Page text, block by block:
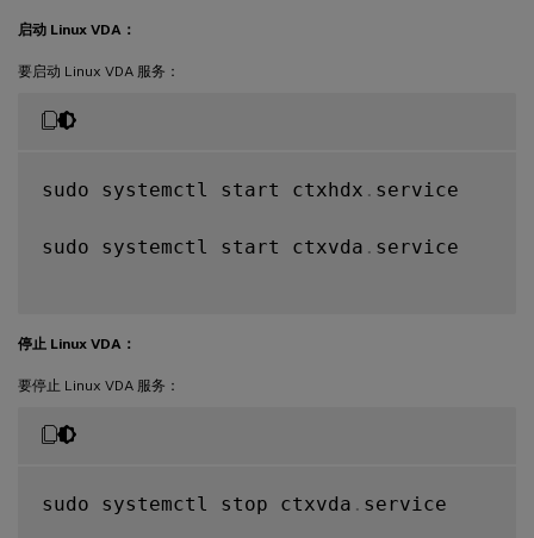
启动 Linux VDA：
要启动 Linux VDA 服务：
sudo systemctl start ctxhdx . service
sudo systemctl start ctxvda . service
停止 Linux VDA：
要停止 Linux VDA 服务：
sudo systemctl stop ctxvda . service